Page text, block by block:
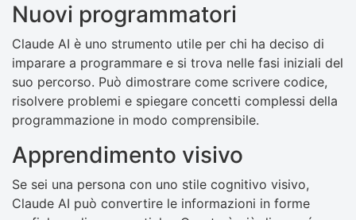
Nuovi programmatori
Claude AI è uno strumento utile per chi ha deciso di
imparare a programmare e si trova nelle fasi iniziali del
suo percorso. Può dimostrare come scrivere codice,
risolvere problemi e spiegare concetti complessi della
programmazione in modo comprensibile.
Apprendimento visivo
Se sei una persona con uno stile cognitivo visivo,
Claude AI può convertire le informazioni in forme